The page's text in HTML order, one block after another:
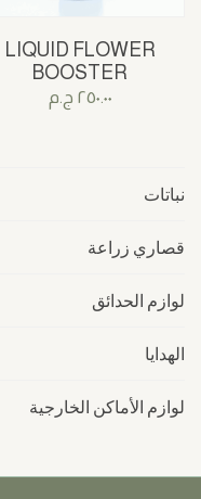
LIQUID FLOWER
BOOSTER
٢٥٠.٠٠ ج.م
نباتات
قصاري زراعة
لوازم الحدائق
الهدايا
لوازم الأماكن الخارجية